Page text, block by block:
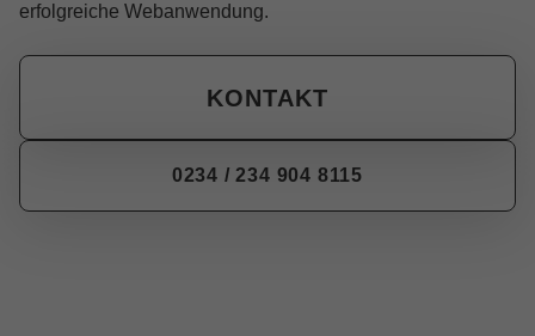
erfolgreiche Webanwendung.
KONTAKT
0234 / 234 904 8115